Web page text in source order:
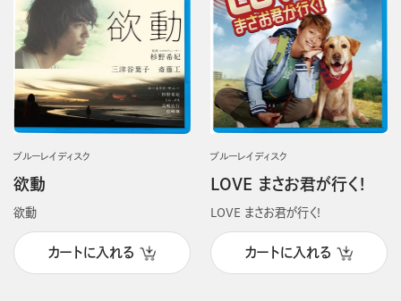
ブルーレイディスク
欲動
欲動
カートに入れる
ブルーレイディスク
LOVE まさお君が行く!
LOVE まさお君が行く!
カートに入れる